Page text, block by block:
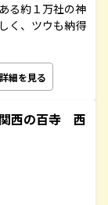
る約１万社の神
く、ツウも納得
詳細を見る
西の百寺 西